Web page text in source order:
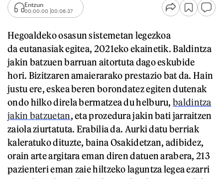
Entzun
00:00:00 00:06:37
Hegoaldeko osasun sistemetan legezkoa
da eutanasiak egitea, 2021eko ekainetik. Baldintza
jakin batzuen barruan aitortuta dago eskubide
hori. Bizitzaren amaierarako prestazio bat da. Hain
justu ere, eskea beren borondatez egiten dutenak
ondo hilko direla bermatzea du helburu, baldintza
jakin batzuetan, eta prozedura jakin bati jarraitzen
zaiola ziurtatuta. Erabilia da. Aurki datu berriak
kaleratuko dituzte, baina Osakidetzan, adibidez,
orain arte argitara eman diren datuen arabera, 213
pazienteri eman zaie hiltzeko laguntza legea ezarri